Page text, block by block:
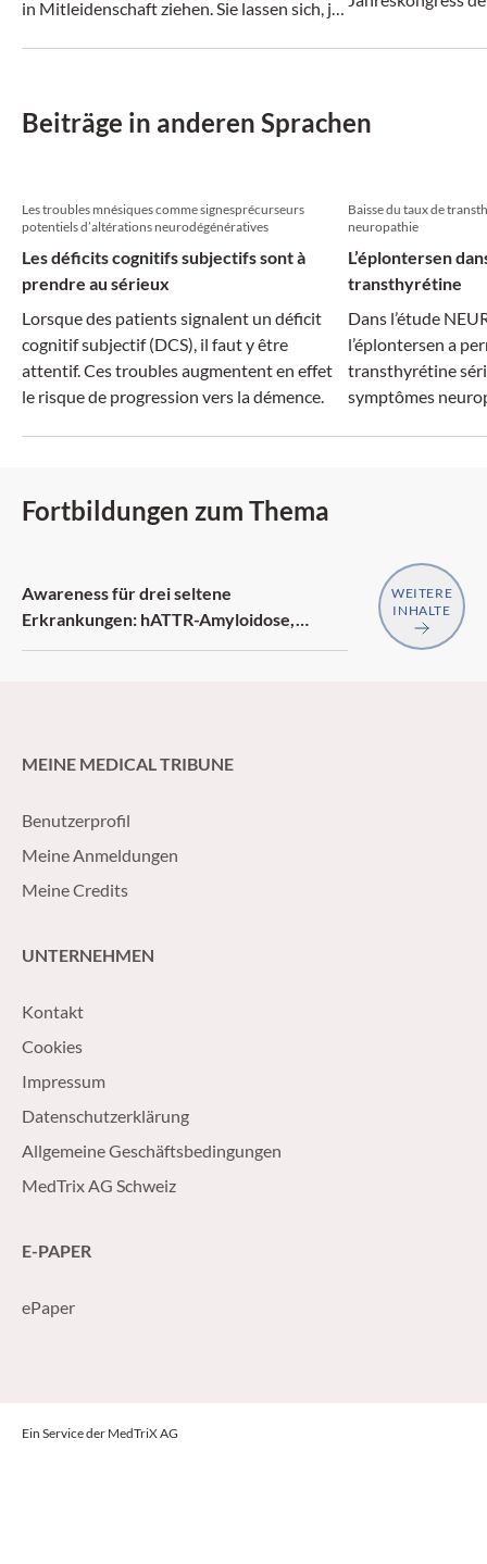
in Mitleidenschaft ziehen. Sie lassen sich, je
Beiträge in anderen Sprachen
Les troubles mnésiques comme signesprécurseurs
potentiels d’altérations neurodégénératives
Les déficits cognitifs subjectifs sont à
prendre au sérieux
Lorsque des patients signalent un déficit
cognitif subjectif (DCS), il faut y être
attentif. Ces troubles augmentent en effet
le risque de progression vers la démence.
Baisse du taux de
neuropathie
L’éplontersen
transthyrétine
Dans l’étude
l’éplontersen a
transthyrétine
symptômes
Fortbildungen zum Thema
Awareness für drei seltene
Erkrankungen: hATTR-Amyloidose,
WEITERE
INHALTE
MEINE MEDICAL TRIBUNE
Benutzerprofil
Meine Anmeldungen
Meine Credits
UNTERNEHMEN
Kontakt
Cookies
Impressum
Datenschutzerklärung
Allgemeine Geschäftsbedingungen
MedTrix AG Schweiz
E-PAPER
ePaper
Ein Service der MedTriX AG